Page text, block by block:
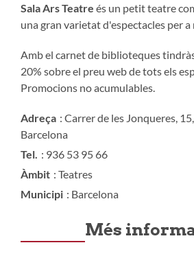
Sala Ars Teatre és un petit teatre
una gran varietat d'espectacles per
Amb el carnet de biblioteques
20% sobre el preu web de tots els
Promocions no acumulables.
Adreça : Carrer de les Jonqueres,
Barcelona
Tel. : 936 53 95 66
Àmbit : Teatres
Municipi : Barcelona
Més